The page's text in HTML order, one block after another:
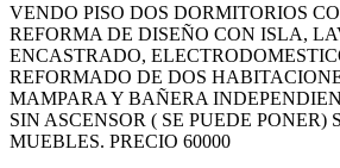
VENDO PISO DOS DORMITORIOS
REFORMA DE DISEÑO CON ISLA,
ENCASTRADO,
REFORMADO DE DOS
MAMPARA Y BAÑERA
SIN ASCENSOR ( SE PUEDE PONER)
MUEBLES. PRECIO 60000